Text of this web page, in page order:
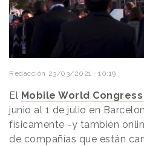
Redacción 23/03/2021 · 10:19
El Mobile World Congress
junio al 1 de julio en
físicamente -y también
de compañías que están